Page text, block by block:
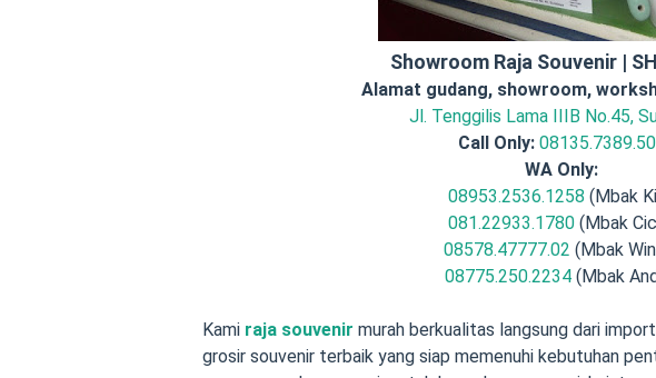
Showroom Raja Souvenir |
Alamat gudang, showroom,
Jl. Tenggilis Lama IIIB No.45,
Call Only:
WA Only:
08953.2536.1258 (Mbak
081.22933.1780 (Mbak
08578.47777.02 (Mbak
08775.250.2234(Mbak
Kami raja souvenir murah berkualitas langsung dari
grosir souvenir terbaik yang siap memenuhi kebutuhan